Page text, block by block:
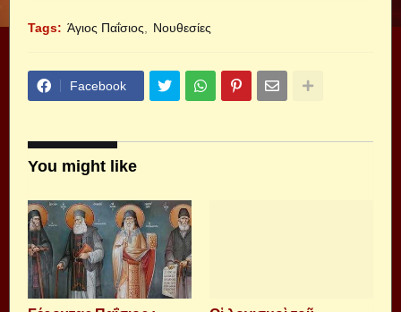
Tags: Άγιος Παΐσιος Νουθεσίες
Facebook
You might like